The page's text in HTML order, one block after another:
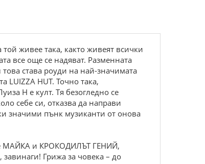
живее така, както живеят всички
все още се надяват. Разменната
става роуди на най-значимата
LUIZZA HUT. Точно така,
Н е култ. Тя безогледно се
себе си, отказва да направи
значими пънк музиканти от онова
МАЙКА и КРОКОДИЛЪТ ГЕНИЙ,
Грижа за човека – до